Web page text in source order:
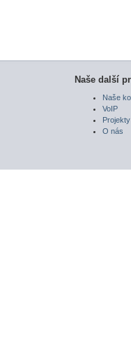
Naše další
Naše
VoIP
Projekty
O nás